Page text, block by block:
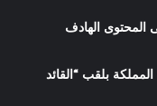
المحتوى الهادف
بلقب “القائد